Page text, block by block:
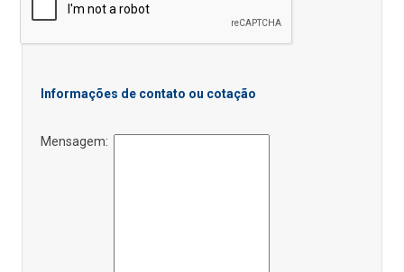
Informações de contato ou cotação
Mensagem: